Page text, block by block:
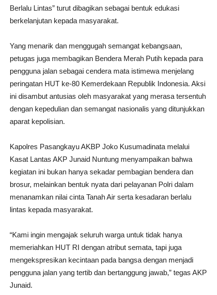
Berlalu Lintas” turut dibagikan sebagai bentuk edukasi
berkelanjutan kepada masyarakat.
Yang menarik dan menggugah semangat kebangsaan,
petugas juga membagikan Bendera Merah Putih kepada para
pengguna jalan sebagai cendera mata istimewa menjelang
peringatan HUT ke-80 Kemerdekaan Republik Indonesia. Aksi
ini disambut antusias oleh masyarakat yang merasa tersentuh
dengan kepedulian dan semangat nasionalis yang ditunjukkan
aparat kepolisian.
Kapolres Pasangkayu AKBP Joko Kusumadinata melalui
Kasat Lantas AKP Junaid Nuntung menyampaikan bahwa
kegiatan ini bukan hanya sekadar pembagian bendera dan
brosur, melainkan bentuk nyata dari pelayanan Polri dalam
menanamkan nilai cinta Tanah Air serta kesadaran berlalu
lintas kepada masyarakat.
“Kami ingin mengajak seluruh warga untuk tidak hanya
memeriahkan HUT RI dengan atribut semata, tapi juga
mengekspresikan kecintaan pada bangsa dengan menjadi
pengguna jalan yang tertib dan bertanggung jawab,” tegas AKP
Junaid.